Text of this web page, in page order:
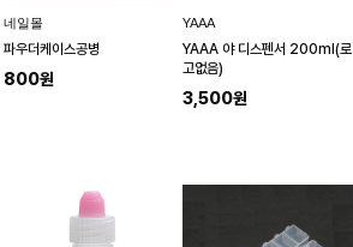
네일몰
파우더케이스공병
800원
YAAA
YAAA 야 디스펜서 200ml(로
고없음)
3,500원